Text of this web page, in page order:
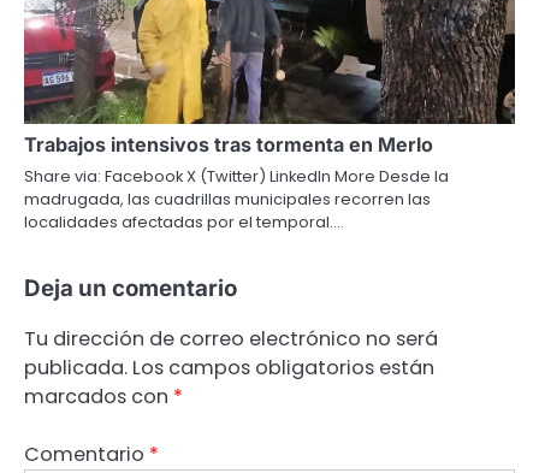
Trabajos intensivos tras tormenta en Merlo
Share via: Facebook X (Twitter) LinkedIn More Desde la
madrugada, las cuadrillas municipales recorren las
localidades afectadas por el temporal.…
Deja un comentario
Tu dirección de correo electrónico no será
publicada. Los campos obligatorios están
marcados con *
Comentario *